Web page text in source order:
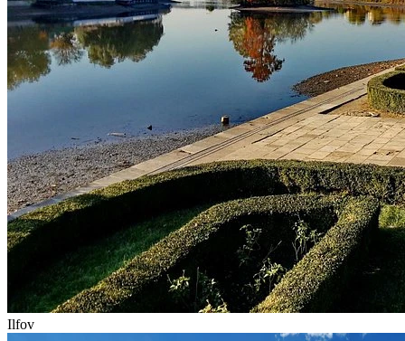
Ilfov